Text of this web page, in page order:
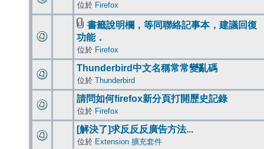
位於 Firefox
書籤說明欄，等同聯絡記事本，建議回復
功能．
位於 Firefox
Thunderbird中文名稱常常變亂碼
位於 Thunderbird
請問如何firefox新分頁打開歷史記錄
位於 Firefox
[解決了]求反反反廣告方法...
位於 Extension 擴充套件